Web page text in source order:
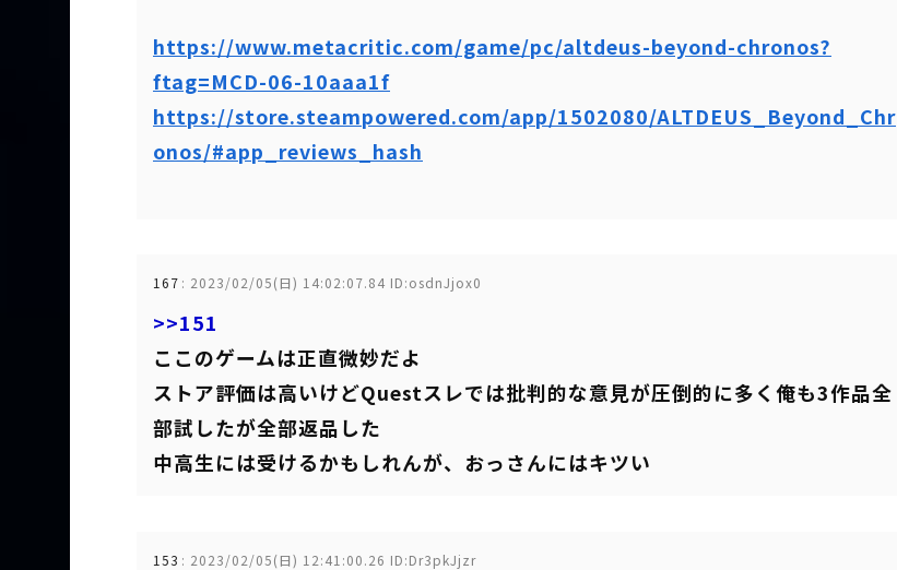
https://www.metacritic.com/game/pc/altdeus-beyond-chronos?
ftag=MCD-06-10aaa1f
https://store.steampowered.com/app/1502080/ALTDEUS_Beyond_Chr
onos/#app_reviews_hash
167 : 2023/02/05(日) 14:02:07.84 ID:osdnJjox0
>>151
ここのゲームは正直微妙だよ
ストア評価は高いけどQuestスレでは批判的な意見が圧倒的に多く俺も3作品全
部試したが全部返品した
中高生には受けるかもしれんが、おっさんにはキツい
153 : 2023/02/05(日) 12:41:00.26 ID:Dr3pkJjzr